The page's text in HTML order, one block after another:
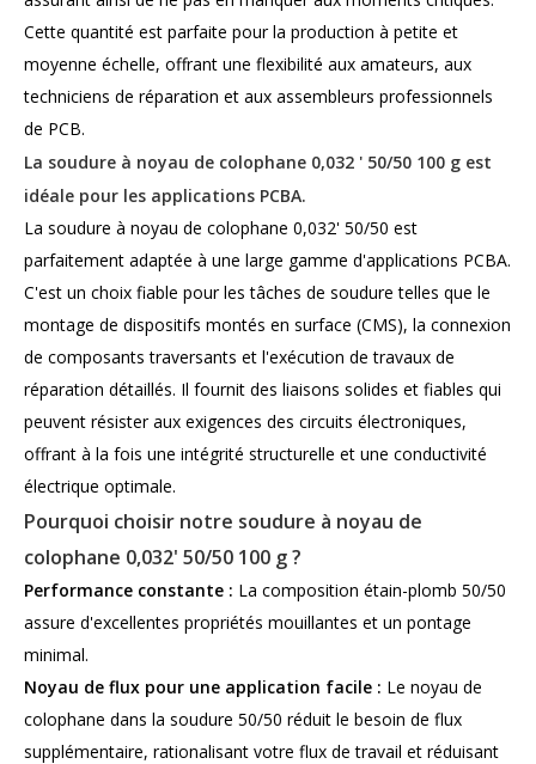
Cette quantité est parfaite pour la production à petite et
moyenne échelle, offrant une flexibilité aux amateurs, aux
techniciens de réparation et aux assembleurs professionnels
de PCB.
La soudure à noyau de colophane 0,032 ' 50/50 100 g est
idéale pour les applications PCBA.
La soudure à noyau de colophane 0,032' 50/50 est
parfaitement adaptée à une large gamme d'applications PCBA.
C'est un choix fiable pour les tâches de soudure telles que le
montage de dispositifs montés en surface (CMS), la connexion
de composants traversants et l'exécution de travaux de
réparation détaillés. Il fournit des liaisons solides et fiables qui
peuvent résister aux exigences des circuits électroniques,
offrant à la fois une intégrité structurelle et une conductivité
électrique optimale.
Pourquoi choisir notre soudure à noyau de
colophane 0,032' 50/50 100 g ?
Performance constante : La composition étain-plomb 50/50
assure d'excellentes propriétés mouillantes et un pontage
minimal.
Noyau de flux pour une application facile : Le noyau de
colophane dans la soudure 50/50 réduit le besoin de flux
supplémentaire, rationalisant votre flux de travail et réduisant